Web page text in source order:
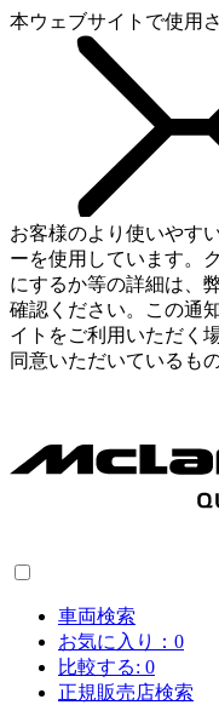
本ウェブサイトで使用
お客様のより使いやす
ーを使用しています。
にするか等の詳細は、
確認ください。この通
イトをご利用いただく
同意いただいているも
車両検索
お気に入り： 0
比較する: 0
正規販売店検索